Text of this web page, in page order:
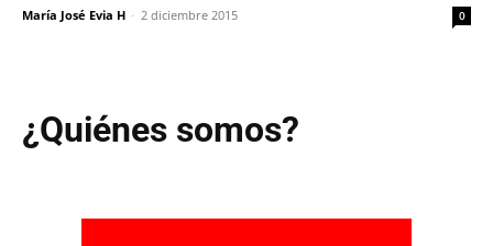
María José Evia H - 2 diciembre 2015 0
¿Quiénes somos?